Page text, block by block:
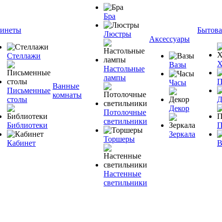
Стеллажи
Письменные
столы
Библиотеки
Кабинет
Ванные
комнаты
Бра
Люстры
Настольные
лампы
Потолочные
светильники
Торшеры
Настенные
светильники
Аксессуары
Вазы
Часы
Декор
Зеркала